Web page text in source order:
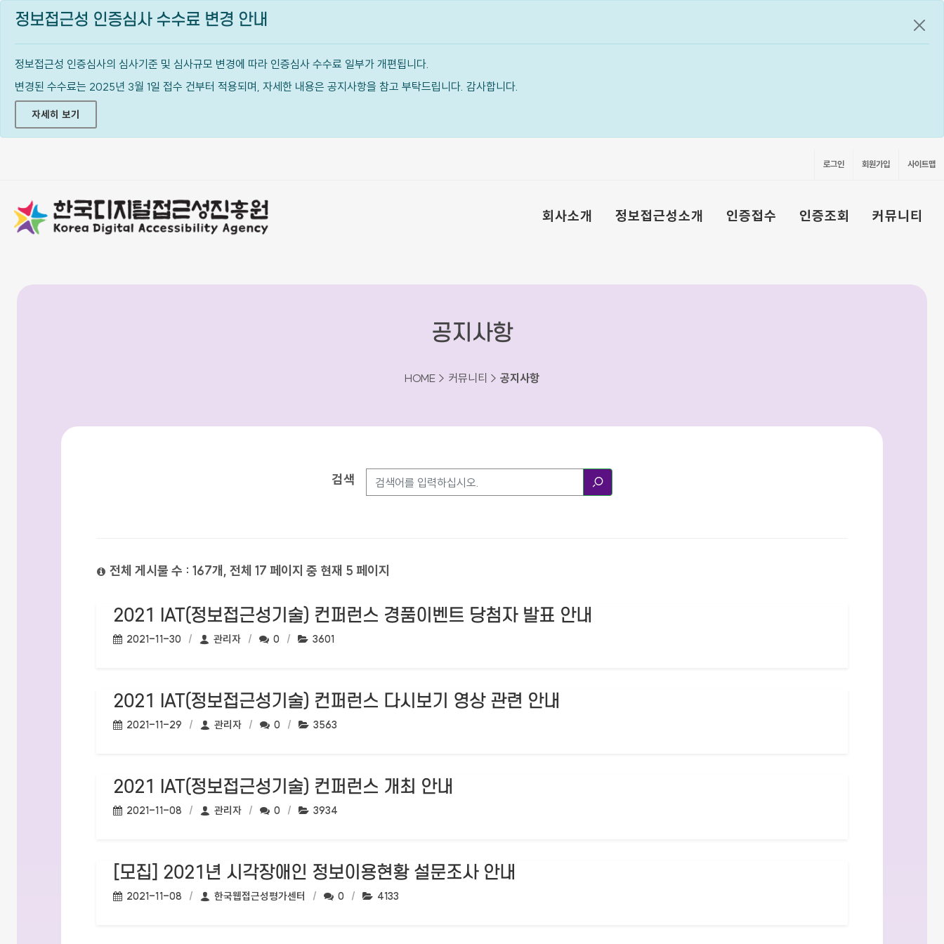
정보접근성 인증심사 수수료 변경 안내
정보접근성 인증심사의 심사기준 및 심사규모 변경에 따라 인증심사 수수료 일부가 개편됩니다.
변경된 수수료는 2025년 3월 1일 접수 건부터 적용되며, 자세한 내용은 공지사항을 참고 부탁드립니다. 감사합니다.
자세히 보기
공지
로그인 회원가입 사이트맵
회사소개 정보접근성소개 인증접수 인증조회 커뮤니티
공지사항
HOME > 커뮤니티 > 공지사항
검색
전체 게시물 수 : 167개, 전체 17 페이지 중 현재 5 페이지
2021 IAT(정보접근성기술) 컨퍼런스 경품이벤트 당첨자 발표 안내
작성일:
2021-11-30 작성자:
관리자 댓글수:
0 조회수:
3601
2021 IAT(정보접근성기술) 컨퍼런스 다시보기 영상 관련 안내
작성일:
2021-11-29 작성자:
관리자 댓글수:
0 조회수:
3563
2021 IAT(정보접근성기술) 컨퍼런스 개최 안내
작성일:
2021-11-08 작성자:
관리자 댓글수:
0 조회수:
3934
[모집] 2021년 시각장애인 정보이용현황 설문조사 안내
작성일:
2021-11-08 작성자:
한국웹접근성평가센터 댓글수:
0 조회수:
4133